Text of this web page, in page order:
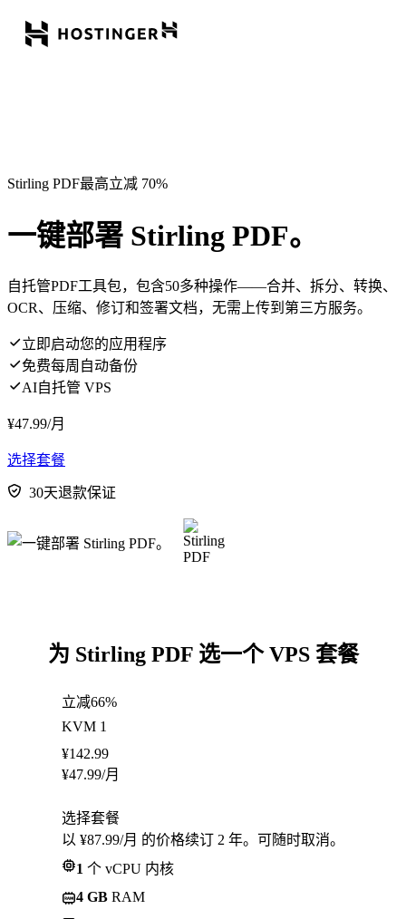
Stirling PDF最高立减 70%
一键部署 Stirling PDF。
自托管PDF工具包，包含50多种操作——合并、拆分、转换、
OCR、压缩、修订和签署文档，无需上传到第三方服务。
立即启动您的应用程序
免费每周自动备份
AI自托管 VPS
¥47.99/月
选择套餐
30天退款保证
为 Stirling PDF 选一个 VPS 套餐
立减66%
KVM 1
¥142.99
¥47.99/月
选择套餐
以 ¥87.99/月 的价格续订 2 年。可随时取消。
1 个 vCPU 内核
4 GB RAM